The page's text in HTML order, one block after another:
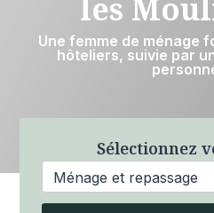
les
Une femme de ménage
hôteliers, suivie par
Sélectionnez